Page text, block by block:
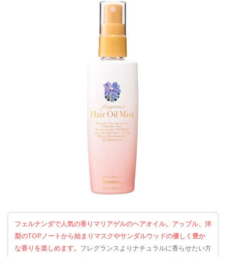
フェルナンダで人気の香りマリアゲルのヘアオイル。アップル、洋
梨のTOPノートから始まりマスクやサンダルウッドの優しく豊か
な香りを楽しめます。
フレグランスよりナチュラルに香らせたい方